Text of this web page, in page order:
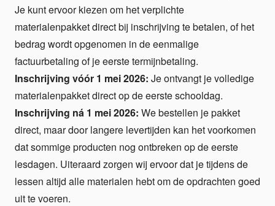
Je kunt ervoor kiezen om het verplichte
materialenpakket direct bij inschrijving te betalen, of het
bedrag wordt opgenomen in de eenmalige
factuurbetaling of je eerste termijnbetaling.
Inschrijving vóór 1 mei 2026: Je ontvangt je volledige
materialenpakket direct op de eerste schooldag.
Inschrijving ná 1 mei 2026: We bestellen je pakket
direct, maar door langere levertijden kan het voorkomen
dat sommige producten nog ontbreken op de eerste
lesdagen. Uiteraard zorgen wij ervoor dat je tijdens de
lessen altijd alle materialen hebt om de opdrachten goed
uit te voeren.